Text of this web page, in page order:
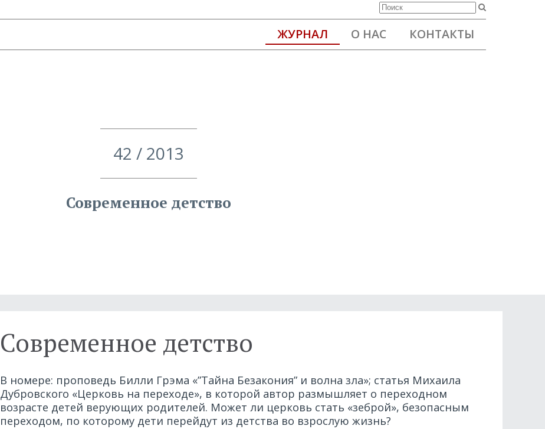
ЖУРНАЛ О НАС КОНТАКТЫ
42 / 2013
Современное детство
Современное детство
В номере: проповедь Билли Грэма «”Тайна Безакония” и волна зла»; статья Михаила
Дубровского «Церковь на переходе», в которой автор размышляет о переходном
возрасте детей верующих родителей. Может ли церковь стать «зеброй», безопасным
переходом, по которому дети перейдут из детства во взрослую жизнь?